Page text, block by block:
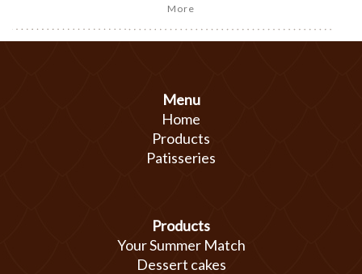
More
Menu
Home
Products
Patisseries
Products
Your Summer Match
Dessert cakes